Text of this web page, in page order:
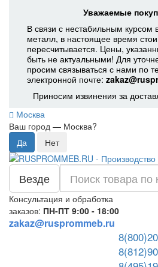
Уважаемые
В связи с нестабильным
металл, в настоящее время
пересчитывается. Цены,
быть не актуальными! Для
просим связываться с нами по
электронной почте:
Приносим извинения за
Москва
Ваш город — Москва?
Везде
Консультация и обработка
заказов: ПН-ПТ 9:00 - 18:00
zakaz@rusprommeb.ru